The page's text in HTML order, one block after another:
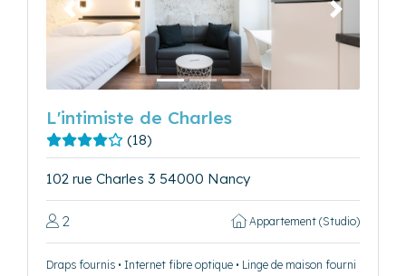
Précédent Suivant
L'intimiste de Charles
(18)
102 rue Charles 3 54000 Nancy
2 Appartement (Studio)
Draps fournis • Internet fibre optique • Linge de maison fourni